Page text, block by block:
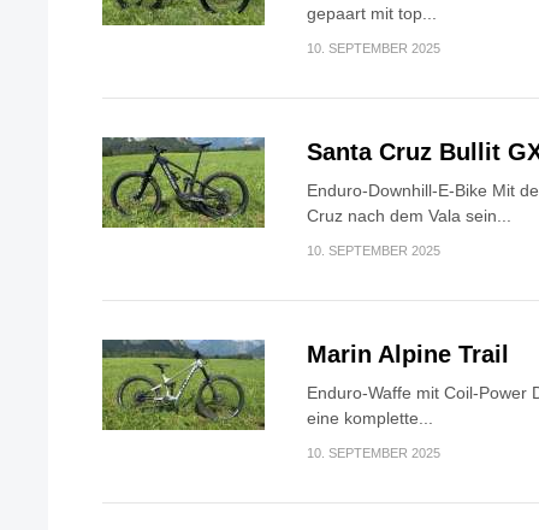
gepaart mit top...
10. SEPTEMBER 2025
Santa Cruz Bullit
Enduro-Downhill-E-Bike Mit
Cruz nach dem Vala sein...
10. SEPTEMBER 2025
Marin Alpine Trail
Enduro-Waffe mit Coil-Power
eine komplette...
10. SEPTEMBER 2025